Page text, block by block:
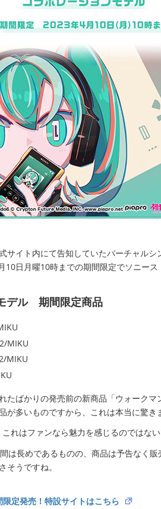
サイト内にて告知していたバーチャル
日月曜10時までの期間限定でソニース
デル 期間限定商品
MIKU
MIKU
たばかりの発売前の新商品「ウォーク
が多いものですから、これは本当に驚き
れはファンなら魅力を感じるのではな
は長めであるものの、商品は予告なく
そうですね。
限定発売！特設サイトはこちら